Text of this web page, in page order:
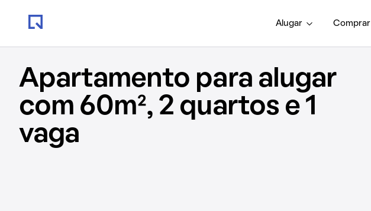
Alugar Comprar
Apartamento para alugar
com 60m², 2 quartos e 1
vaga